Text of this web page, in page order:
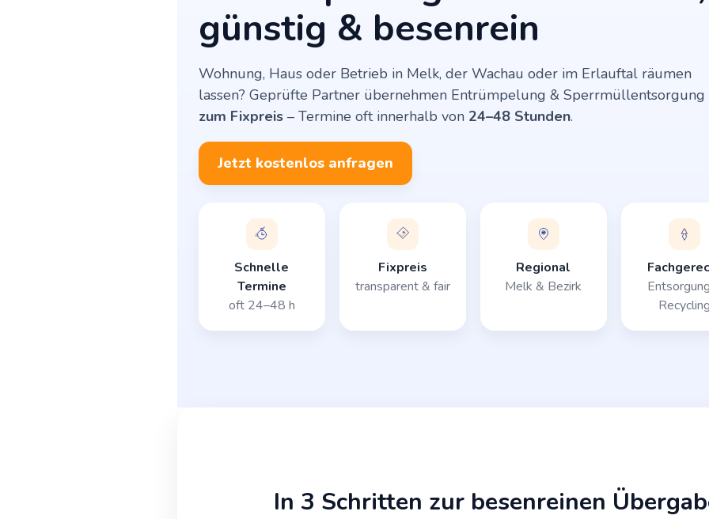
günstig & besenrein
Wohnung, Haus oder Betrieb in Melk, der Wachau oder im Erlauftal räumen
lassen? Geprüfte Partner übernehmen Entrümpelung & Sperrmüllentsorgung
zum Fixpreis– Termine oft innerhalb von 24–48 Stunden.
Jetzt kostenlos anfragen
Schnelle
Termine
oft 24–48 h
Fixpreis
transparent & fair
Regional
Melk & Bezirk
In 3 Schritten zur besenreinen